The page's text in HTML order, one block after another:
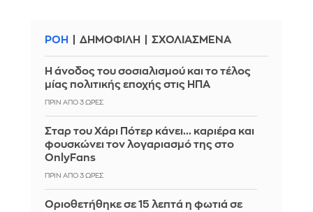
ΡΟΗ ΔΗΜΟΦΙΛΗ ΣΧΟΛΙΑΣΜΕΝΑ
Η άνοδος του σοσιαλισμού και το τέλος
μίας πολιτικής εποχής στις ΗΠΑ
ΠΡΙΝ ΑΠΌ 3 ΏΡΕΣ
Σταρ του Χάρι Πότερ κάνει... καριέρα και
φουσκώνει τον λογαριασμό της στο
OnlyFans
ΠΡΙΝ ΑΠΌ 3 ΏΡΕΣ
Οριοθετήθηκε σε 15 λεπτά η φωτιά σε